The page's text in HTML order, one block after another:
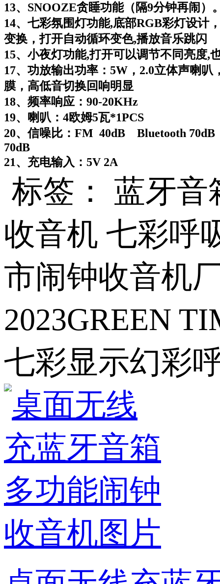
13、SNOOZE贪睡功能（隔9分钟再闹）
14、七彩氛围灯功能,底部RGB彩灯设计
变换，打开自动循环变色,播放音乐跳闪
15、小夜灯功能,打开可以调节不同亮度,
17、功放输出功率：5W，2.0立体声喇叭
膜，高低音切换回响明显
18、频率响应：90-20KHz
19、喇叭：4欧姆5瓦*1PCS
20、信噪比：FM 40dB Bluetooth
70dB
21、充电输入：5V 2A
标签： 蓝牙
收音机 七彩
市闹钟收音机
2023GREEN
七彩显示幻彩